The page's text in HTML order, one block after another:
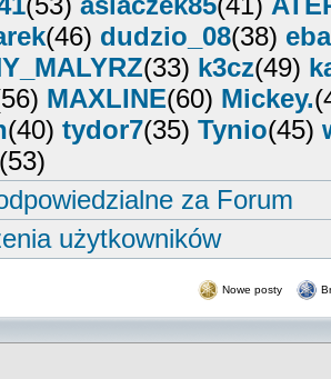
(46) dudzio_08(38)
(33) k3cz(49)
MAXLINE(60) Mickey.
(40) tydor7(35) Tynio(45)
(53)
za Forum
użytkowników
Nowe posty